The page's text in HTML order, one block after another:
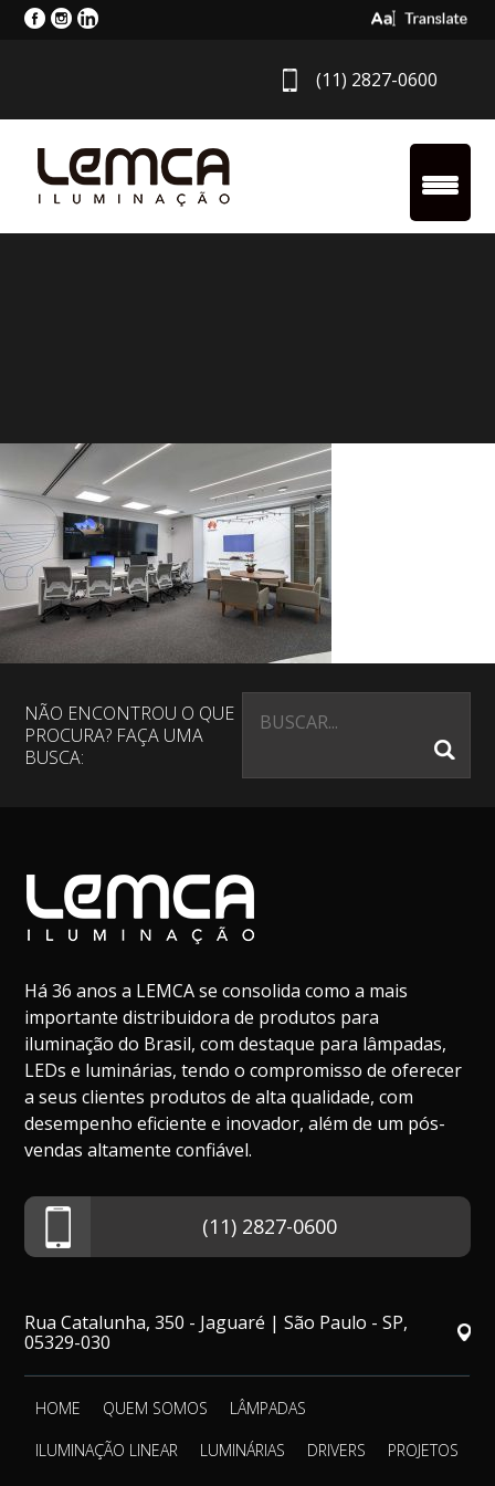
Select
(11) 2827-0600
NÃO ENCONTROU O QUE
PROCURA? FAÇA UMA
BUSCA:
Há 36 anos a LEMCA se consolida como a mais
importante distribuidora de produtos para
iluminação do Brasil, com destaque para lâmpadas,
LEDs e luminárias, tendo o compromisso de oferecer
a seus clientes produtos de alta qualidade, com
desempenho eficiente e inovador, além de um pós-
vendas altamente confiável.
(11) 2827-0600
Rua Catalunha, 350 - Jaguaré | São Paulo - SP,
05329-030
HOME QUEM SOMOS
LÂMPADAS
ILUMINAÇÃO LINEAR
LUMINÁRIAS DRIVERS
PROJETOS